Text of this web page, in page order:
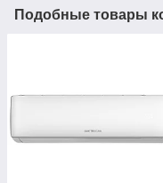
Подобные товары